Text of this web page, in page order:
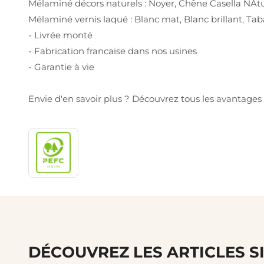
Mélaminé décors naturels : Noyer, Chêne Casella
Mélaminé vernis laqué : Blanc mat, Blanc brillant,
- Livrée monté
- Fabrication francaise dans nos usines
- Garantie à vie
Envie d'en savoir plus ? Découvrez tous les
DÉCOUVREZ LES ARTICLES